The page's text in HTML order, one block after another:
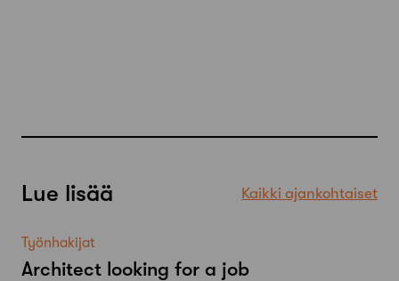
Lue lisää Kaikki ajankohtaiset
Työnhakijat
Architect looking for a job